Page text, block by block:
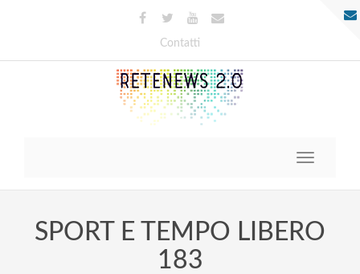
Contatti
Toggle
SPORT E TEMPO LIBERO
183